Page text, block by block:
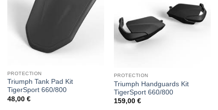
PROTECTION
Triumph Tank Pad Kit
TigerSport 660/800
48,00 €
PROTECTION
Triumph Handguards Kit
TigerSport 660/800
159,00 €